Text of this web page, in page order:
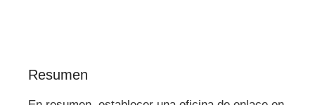
Resumen